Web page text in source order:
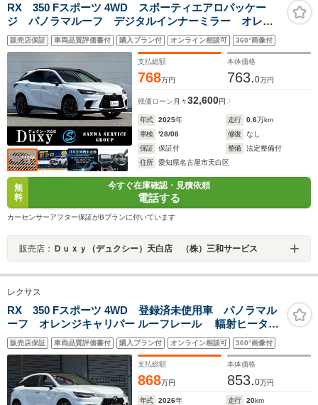
RX 350 Fスポーツ 4WD スポーティエアロパッケー
ジ パノラマルーフ デジタルインナーミラー オレン
ジキャリパー 輻射ヒーター 後席電動リクライニング
+シートヒーター+ベンチレーション レクサスチームメ
イト 純正21AW レッド内装
販売店保証 車両品質評価書付 購入プラン付 オンライン相談可 360°画像付
支払総額
768万円
本体価格
763.0万円
残価ローン 月々32,600円
年式 2025年 走行 0.6万km
車検
'28/08 修復
なし
保証
保証付 整備
法定整備付
住所
愛知県名古屋市天白区
無
料
今すぐ在庫確認・見積依頼
電話する
カーセンサーアフター保証がBプランに付いています
販売店： Ｄｕｘｙ（デュクシー）天白店 （株）三和サービス
レクサス
RX 350 Fスポーツ 4WD 登録済未使用車 パノラマル
ーフ オレンジキャリパー ルーフレール 輻射ヒーター
リヤ電動リクライニングシート ワイヤレス充電 デジ
タルミラー 黒革シート
販売店保証 車両品質評価書付 購入プラン付 オンライン相談可 360°画像付
支払総額
868万円
本体価格
853.0万円
年式 2026年 走行 20km